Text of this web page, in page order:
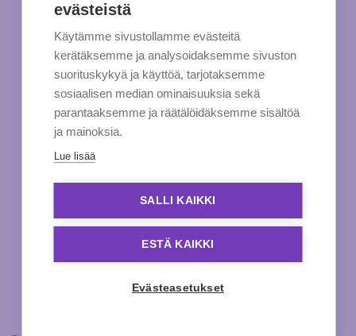
evästeistä
Käytämme sivustollamme evästeitä
kerätäksemme ja analysoidaksemme sivuston
suorituskykyä ja käyttöä, tarjotaksemme
sosiaalisen median ominaisuuksia sekä
parantaaksemme ja räätälöidäksemme sisältöä
ja mainoksia.
Lue lisää
SALLI KAIKKI
ESTÄ KAIKKI
Evästeasetukset